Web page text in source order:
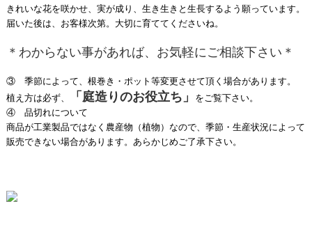
きれいな花を咲かせ、実が成り、生き生きと生長するよう願っています。
届いた後は、お客様次第。大切に育ててくださいね。
＊わからない事があれば、お気軽にご相談下さい＊
③ 季節によって、根巻き・ポット等変更させて頂く場合があります。
植え方は必ず、
「庭造りのお役立ち」
をご覧下さい。
④ 品切れについて
商品が工業製品ではなく農産物（植物）なので、季節・生産状況によって
販売できない場合があります。あらかじめご了承下さい。